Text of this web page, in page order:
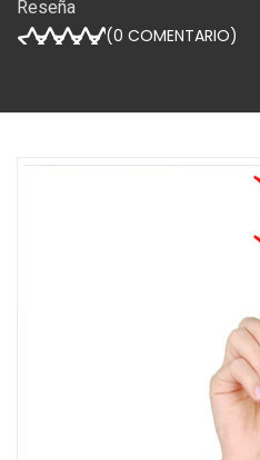
Reseña
(0 COMENTARIO)